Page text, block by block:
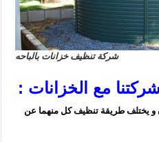
شركة تنظيف خزانات بالباحه
مع الخزانات :
و يختلف طريقة تنظيف كل منهما عن